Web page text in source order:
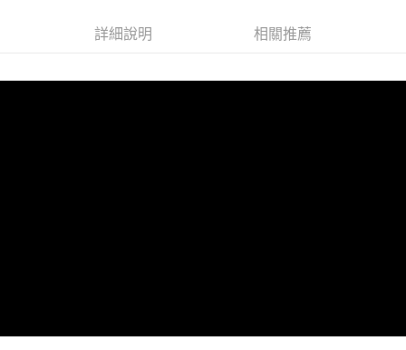
詳細說明 相關推薦